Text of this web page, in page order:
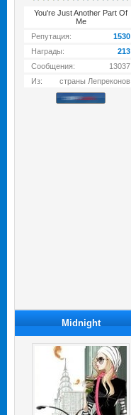
You're Just Another Part Of
Me
Репутация:
1530
Награды:
213
Сообщения:
13037
Из:
страны Лепреконов
Midnight